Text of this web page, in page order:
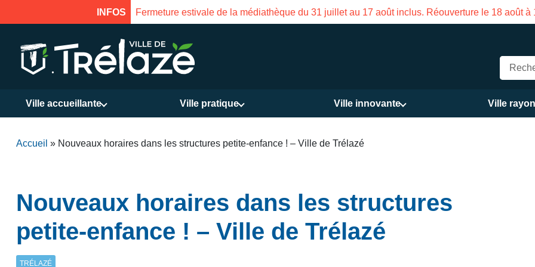
INFOS Fermeture estivale de la médiathèque du 31 juillet au 17 août inclus. Réouverture le 18 août à
Ville accueillante Ville pratique Ville innovante Ville
Accueil » Nouveaux horaires dans les structures petite-enfance ! – Ville de Trélazé
Nouveaux horaires dans les structures
petite-enfance ! – Ville de Trélazé
TRÉLAZÉ